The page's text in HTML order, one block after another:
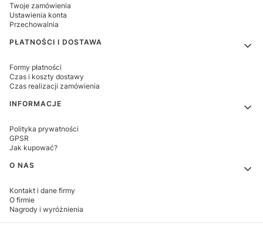
Twoje zamówienia
Ustawienia konta
Przechowalnia
PŁATNOŚCI I DOSTAWA
Formy płatności
Czas i koszty dostawy
Czas realizacji zamówienia
INFORMACJE
Polityka prywatności
GPSR
Jak kupować?
O NAS
Kontakt i dane firmy
O firmie
Nagrody i wyróżnienia